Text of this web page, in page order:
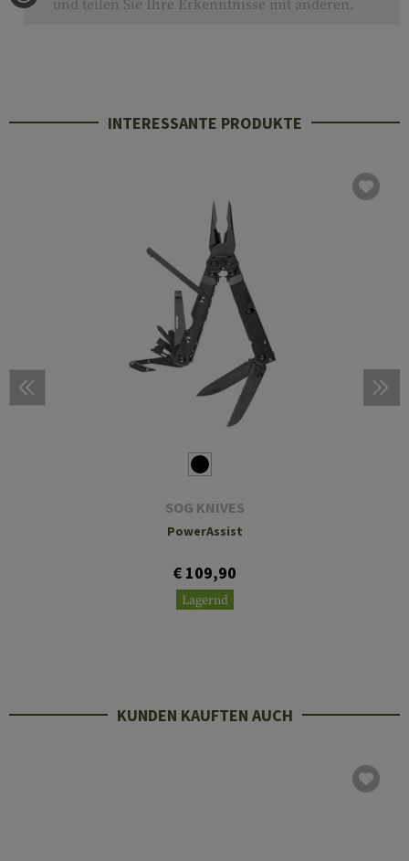
und teilen Sie Ihre Erkenntnisse mit anderen.
INTERESSANTE PRODUKTE
SOG KNIVES
PowerAssist
€ 109,90
Lagernd
KUNDEN KAUFTEN AUCH